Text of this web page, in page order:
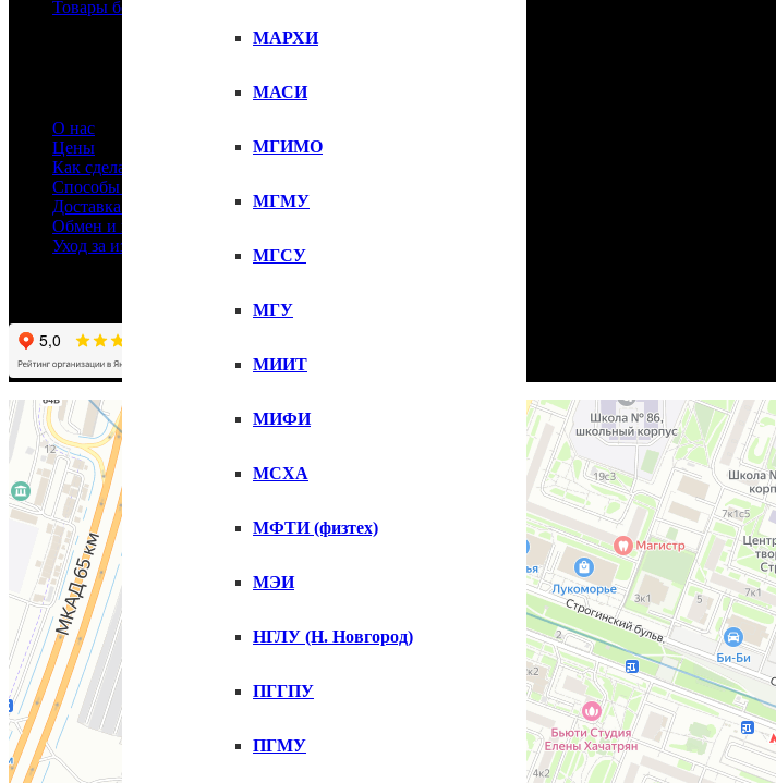
МАРХИ
МАСИ
МГИМО
МГМУ
МГСУ
МГУ
МИИТ
МИФИ
МСХА
МФТИ (физтех)
МЭИ
НГЛУ (Н. Новгород)
ПГГПУ
ПГМУ
Товары без принтов
О нас
Цены
Как сделать заказ
Способы оплаты
Доставка товара
Обмен и возврат
Уход за изделиями